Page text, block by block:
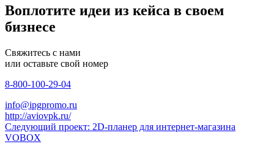
Воплотите идеи из кейса в своем
бизнесе
Свяжитесь с нами
или оставьте свой номер
8-800-100-29-04
info@ipgpromo.ru
http://aviovpk.ru/
Следующий проект: 2D-планер для интернет-магазина
VOBOX